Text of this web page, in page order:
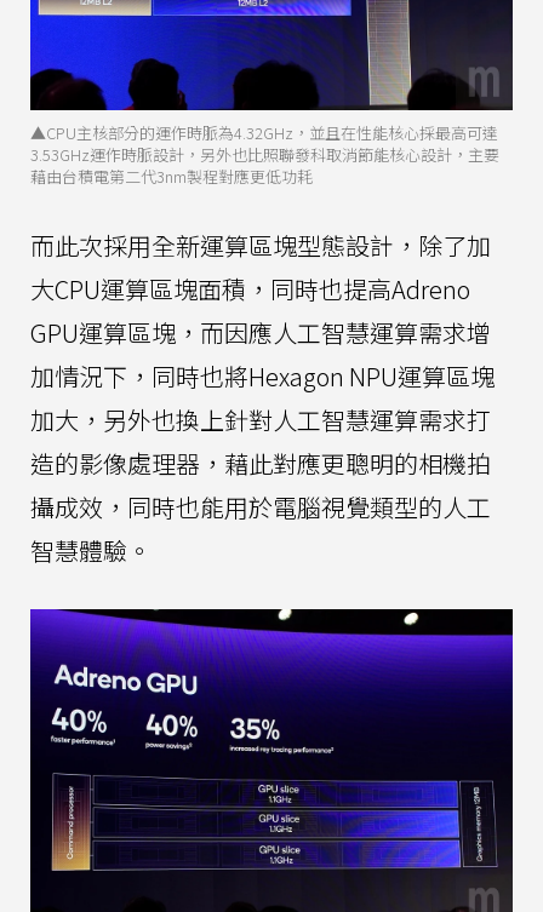
▲CPU主核部分的運作時脈為4.32GHz，並且在性能核心採最高可達
3.53GHz運作時脈設計，另外也比照聯發科取消節能核心設計，主要
藉由台積電第二代3nm製程對應更低功耗
而此次採用全新運算區塊型態設計，除了加
大CPU運算區塊面積，同時也提高Adreno
GPU運算區塊，而因應人工智慧運算需求增
加情況下，同時也將Hexagon NPU運算區塊
加大，另外也換上針對人工智慧運算需求打
造的影像處理器，藉此對應更聰明的相機拍
攝成效，同時也能用於電腦視覺類型的人工
智慧體驗。